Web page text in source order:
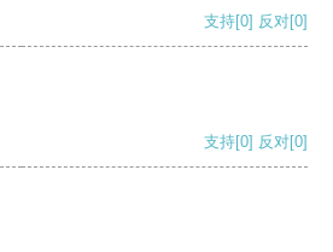
支持[0] 反对[0]
支持[0] 反对[0]